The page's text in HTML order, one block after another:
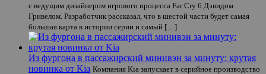
с ведущим дизайнером игрового процесса Far Cry 6 Дэвидом
Гривелом. Разработчик рассказал, что в шестой части будет самая
большая карта в истории серии и самый […]
Из фургона в пассажирский минивэн за минуту: крутая
новинка от Kia Компания Kia запускает в серийное производство